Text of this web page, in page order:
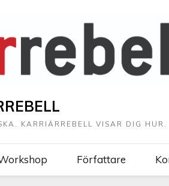
KARRIÄRREBELL VISAR DIG HUR.
Författare